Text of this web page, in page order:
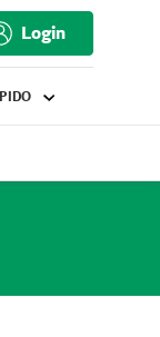
Login